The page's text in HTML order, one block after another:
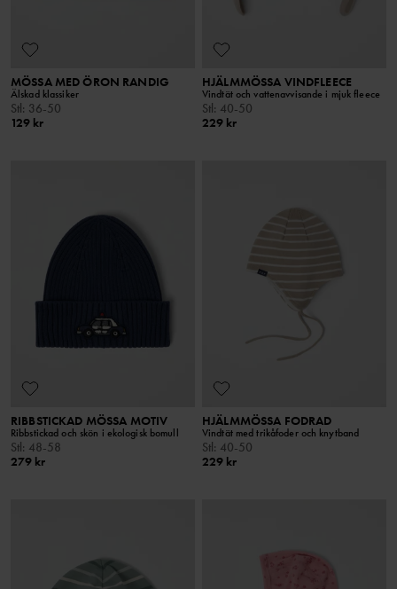
MÖSSA MED ÖRON RANDIG
Älskad klassiker
Stl : 36-50
129 kr
HJÄLMMÖSSA VINDFLEECE
Vindtät och vattenavvisande i mjuk fleece
Stl : 40-50
229 kr
RIBBSTICKAD MÖSSA MOTIV
Ribbstickad och skön i ekologisk bomull
Stl: 48-58
279 kr
HJÄLMMÖSSA FODRAD
Vindtät med trikåfoder och knytband
Stl: 40-50
229 kr